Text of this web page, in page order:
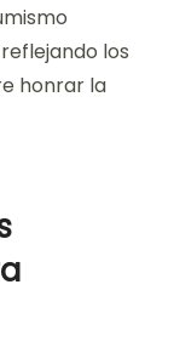
los
honrar la